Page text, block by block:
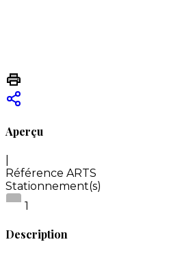
Aperçu
Référence ARTS
Stationnement(s)
1
Description